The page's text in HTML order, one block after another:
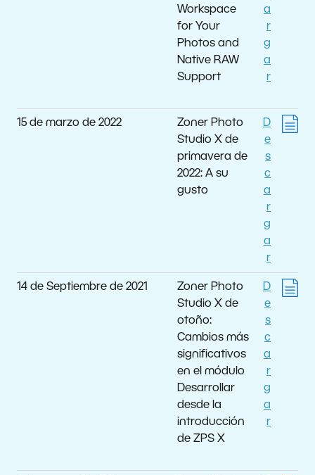
Workspace
for Your
Photos and
Native RAW
Support
a
r
g
a
r
15 de marzo de 2022
Zoner Photo
Studio X de
primavera de
2022: A su
gusto
D
e
s
c
a
r
g
a
r
14 de Septiembre de 2021
Zoner Photo
Studio X de
otoño:
Cambios más
significativos
en el módulo
Desarrollar
desde la
introducción
de ZPS X
D
e
s
c
a
r
g
a
r